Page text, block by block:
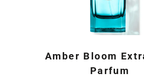
Amber Bloom
Parfum